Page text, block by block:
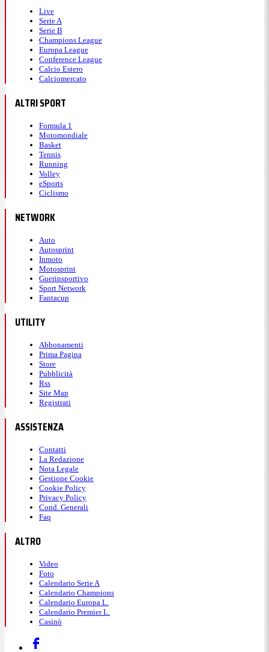
Live
Serie A
Serie B
Champions League
Europa League
Conference League
Calcio Estero
Calciomercato
ALTRI SPORT
Formula 1
Motomondiale
Basket
Tennis
Running
Volley
eSports
Ciclismo
NETWORK
Auto
Autosprint
Inmoto
Motosprint
Guerinsportivo
Sport Network
Fantacup
UTILITY
Abbonamenti
Prima Pagina
Store
Pubblicità
Rss
Site Map
Registrati
ASSISTENZA
Contatti
La Redazione
Nota Legale
Gestione Cookie
Cookie Policy
Privacy Policy
Cond. Generali
Faq
ALTRO
Video
Foto
Calendario Serie A
Calendario Champions
Calendario Europa L.
Calendario Premier L.
Casinò